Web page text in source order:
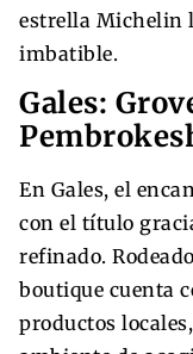
estrella Michelin
imbatible.
Gales:
En Gales, el
con el título
refinado.
boutique cuenta
productos